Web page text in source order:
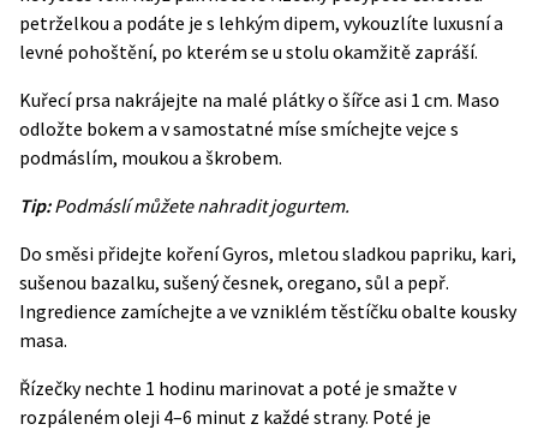
petrželkou a podáte je s lehkým dipem, vykouzlíte luxusní a
levné pohoštění, po kterém se u stolu okamžitě zapráší.
Kuřecí prsa nakrájejte na malé plátky o šířce asi 1 cm. Maso
odložte bokem a v samostatné míse smíchejte vejce s
podmáslím, moukou a škrobem.
Tip:Podmáslí můžete nahradit jogurtem.
Do směsi přidejte koření Gyros, mletou sladkou papriku, kari,
sušenou bazalku, sušený česnek, oregano, sůl a pepř.
Ingredience zamíchejte a ve vzniklém těstíčku obalte kousky
masa.
Řízečky nechte 1 hodinu marinovat a poté je smažte v
rozpáleném oleji 4–6 minut z každé strany. Poté je